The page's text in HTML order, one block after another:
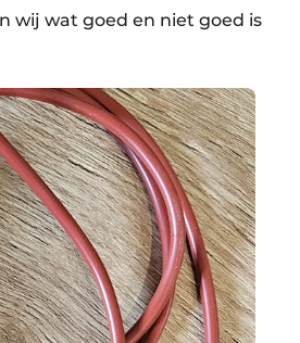
wij wat goed en niet goed is